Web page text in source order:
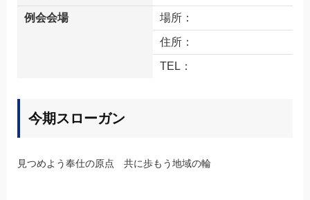
例会会場 場所：
住所：
TEL：
今期スローガン
見つめよう奉仕の原点 共に歩もう地域の輪